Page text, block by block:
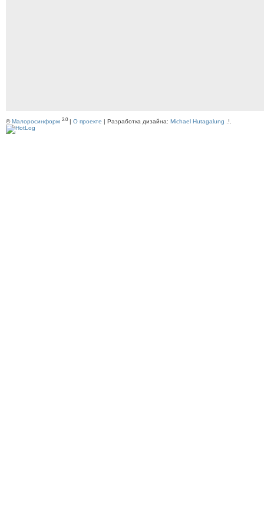
©Малоросинформ 2.0 | О проекте | Разработка дизайна: Michael Hutagalung .!.